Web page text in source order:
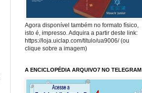
Agora disponível também no formato físico,
isto é, impresso. Adquira a partir deste link:
https://loja.uiclap.com/titulo/ua9006/ (ou
clique sobre a imagem)
A ENCICLOPÉDIA ARQUIVO7 NO TELEGRAM